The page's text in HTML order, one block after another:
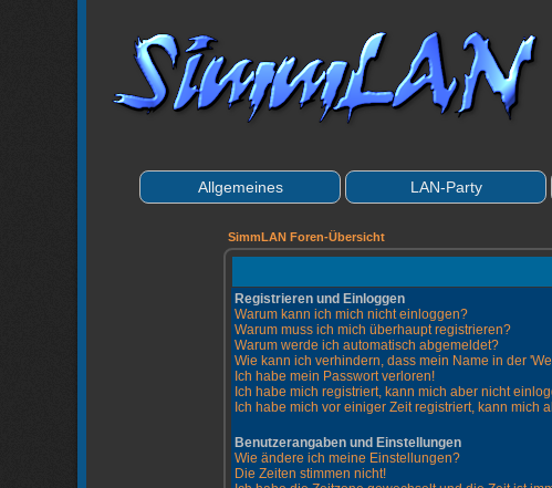
Allgemeines LAN-Party
SimmLAN Foren-Übersicht
Registrieren und Einloggen
Warum kann ich mich nicht einloggen?
Warum muss ich mich überhaupt registrieren?
Warum werde ich automatisch abgemeldet?
Wie kann ich verhindern, dass mein Name in der
Ich habe mein Passwort verloren!
Ich habe mich registriert, kann mich aber nicht
Ich habe mich vor einiger Zeit registriert, kann mich
Benutzerangaben und Einstellungen
Wie ändere ich meine Einstellungen?
Die Zeiten stimmen nicht!